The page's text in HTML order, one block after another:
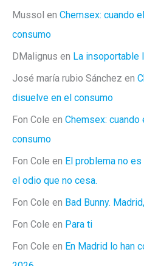
Mussol en Chemsex: cuando
consumo
DMalignus en La insoportable
José maría rubio Sánchez en
disuelve en el consumo
Fon Cole en Chemsex:
consumo
Fon Cole en El problema no
el odio que no cesa.
Fon Cole en Bad Bunny.
Fon Cole en Para ti
Fon Cole en En Madrid lo han